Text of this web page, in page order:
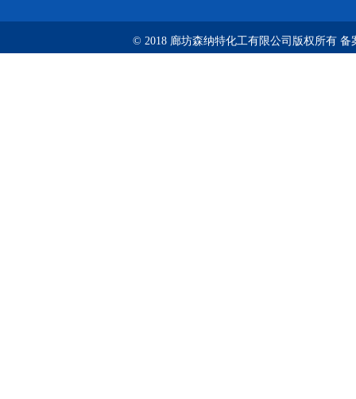
© 2018 廊坊森纳特化工有限公司版权所有 备